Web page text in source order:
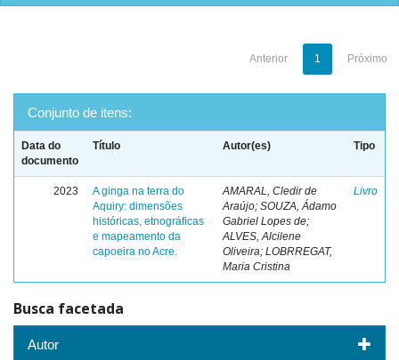
Anterior 1 Próximo
Conjunto de itens:
Data do
documento
Título Autor(es) Tipo
2023
A ginga na terra do
Aquiry: dimensões
históricas, etnográficas
e mapeamento da
capoeira no Acre.
AMARAL, Cledir de
Araújo; SOUZA, Ádamo
Gabriel Lopes de;
ALVES, Alcilene
Oliveira; LOBRREGAT,
Maria Cristina
Livro
Busca facetada
Autor